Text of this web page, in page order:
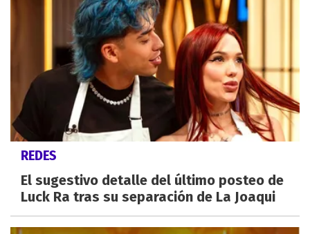
REDES
El sugestivo detalle del último posteo de
Luck Ra tras su separación de La Joaqui